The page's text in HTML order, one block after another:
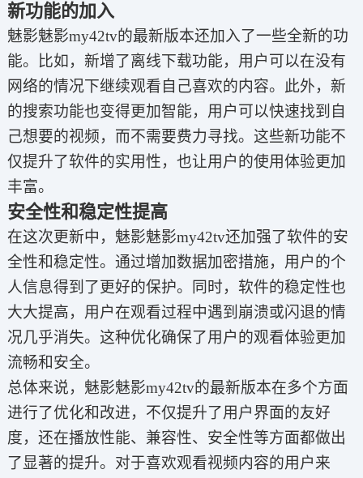
新功能的加入
魅影魅影my42tv的最新版本还加入了一些全新的功
能。比如，新增了离线下载功能，用户可以在没有
网络的情况下继续观看自己喜欢的内容。此外，新
的搜索功能也变得更加智能，用户可以快速找到自
己想要的视频，而不需要费力寻找。这些新功能不
仅提升了软件的实用性，也让用户的使用体验更加
丰富。
安全性和稳定性提高
在这次更新中，魅影魅影my42tv还加强了软件的安
全性和稳定性。通过增加数据加密措施，用户的个
人信息得到了更好的保护。同时，软件的稳定性也
大大提高，用户在观看过程中遇到崩溃或闪退的情
况几乎消失。这种优化确保了用户的观看体验更加
流畅和安全。
总体来说，魅影魅影my42tv的最新版本在多个方面
进行了优化和改进，不仅提升了用户界面的友好
度，还在播放性能、兼容性、安全性等方面都做出
了显著的提升。对于喜欢观看视频内容的用户来